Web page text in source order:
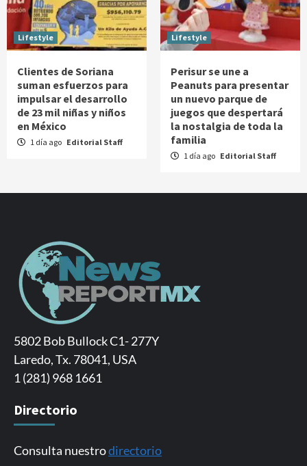
Lifestyle
Clientes de Soriana
suman esfuerzos para
impulsar el desarrollo
de 23 mil niñas y niños
en México
1 día ago Editorial Staff
Lifestyle
Perisur se une a
Peanuts para presentar
un nuevo parque de
juegos que despertará
la nostalgia de toda la
familia
1 día ago Editorial Staff
5802 Bob Bullock C1- 277Y
Laredo, Tx. 78041, USA
1 (281) 968 1661
Directorio
Consulta nuestrodirectorio